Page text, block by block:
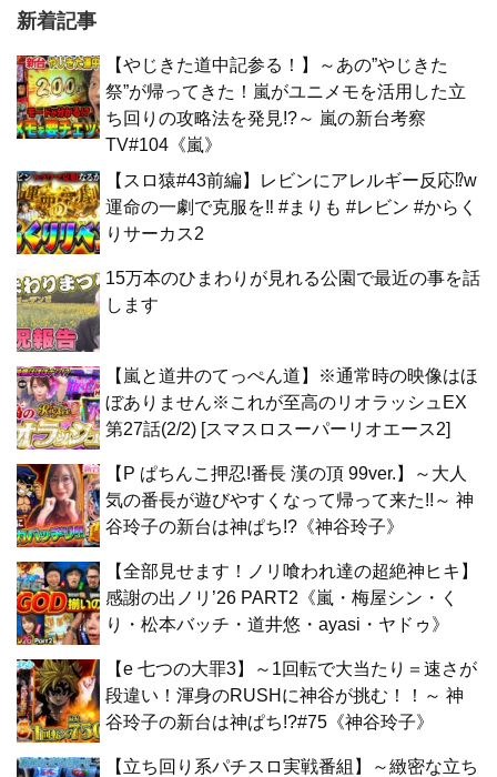
新着記事
【やじきた道中記参る！】～あの”やじきた
祭”が帰ってきた！嵐がユニメモを活用した立
ち回りの攻略法を発見!?～ 嵐の新台考察
TV#104《嵐》
【スロ猿#43前編】レビンにアレルギー反応⁉w
運命の一劇で克服を‼ #まりも #レビン #からく
りサーカス2
15万本のひまわりが見れる公園で最近の事を話
します
【嵐と道井のてっぺん道】※通常時の映像はほ
ぼありません※これが至高のリオラッシュEX
第27話(2/2) [スマスロスーパーリオエース2]
【P ぱちんこ押忍!番長 漢の頂 99ver.】～大人
気の番長が遊びやすくなって帰って来た!!～ 神
谷玲子の新台は神ぱち!?《神谷玲子》
【全部見せます！ノリ喰われ達の超絶神ヒキ】
感謝の出ノリ’26 PART2《嵐・梅屋シン・く
り・松本バッチ・道井悠・ayasi・ヤドゥ》
【e 七つの大罪3】～1回転で大当たり＝速さが
段違い！渾身のRUSHに神谷が挑む！！～ 神
谷玲子の新台は神ぱち!?#75《神谷玲子》
【立ち回り系パチスロ実戦番組】～緻密な立ち